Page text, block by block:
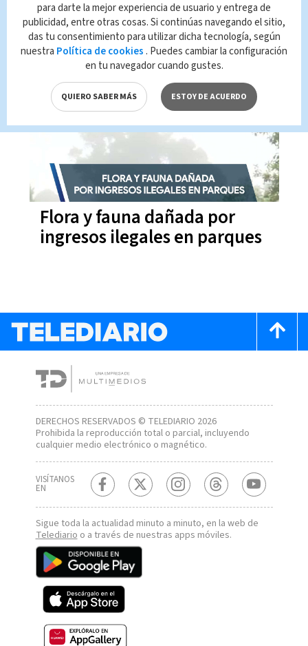
salvaje" su visita a Costa Rica
| VIDEO
Flora y fauna dañada por
ingresos ilegales en parques
17-02-2022
DERECHOS RESERVADOS © TELEDIARIO 2026
Prohibida la reproducción total o parcial, incluyendo
cualquier medio electrónico o magnético.
VISÍTANOS
EN
Sigue toda la actualidad minuto a minuto, en la web de
Telediario o a través de nuestras apps móviles.
para darte la mejor experiencia de usuario y entrega de
publicidad, entre otras cosas. Si continúas navegando el sitio,
das tu consentimiento para utilizar dicha tecnología, según
nuestra Política de cookies . Puedes cambiar la configuración
en tu navegador cuando gustes.
QUIERO SABER MÁS ESTOY DE ACUERDO